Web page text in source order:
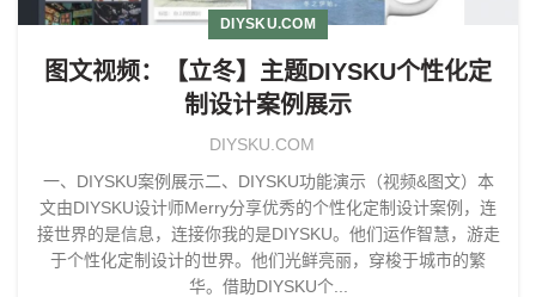
DIYSKU.COM
图文视频：【立冬】主题DIYSKU个性化定
制设计案例展示
DIYSKU.COM
一、DIYSKU案例展示二、DIYSKU功能演示（视频&图文）本
文由DIYSKU设计师Merry分享优秀的个性化定制设计案例，连
接世界的是信息，连接你我的是DIYSKU。他们运作智慧，游走
于个性化定制设计的世界。他们光鲜亮丽，穿梭于城市的繁
华。借助DIYSKU个...